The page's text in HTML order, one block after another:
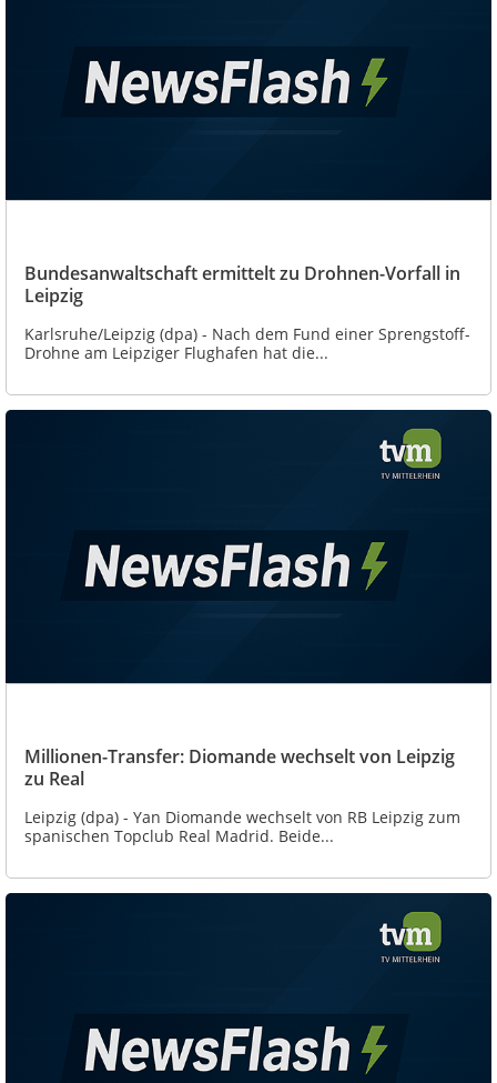
Bundesanwaltschaft ermittelt zu Drohnen-Vorfall in
Leipzig
Karlsruhe/Leipzig (dpa) - Nach dem Fund einer Sprengstoff-
Drohne am Leipziger Flughafen hat die...
Millionen-Transfer: Diomande wechselt von Leipzig
zu Real
Leipzig (dpa) - Yan Diomande wechselt von RB Leipzig zum
spanischen Topclub Real Madrid. Beide...